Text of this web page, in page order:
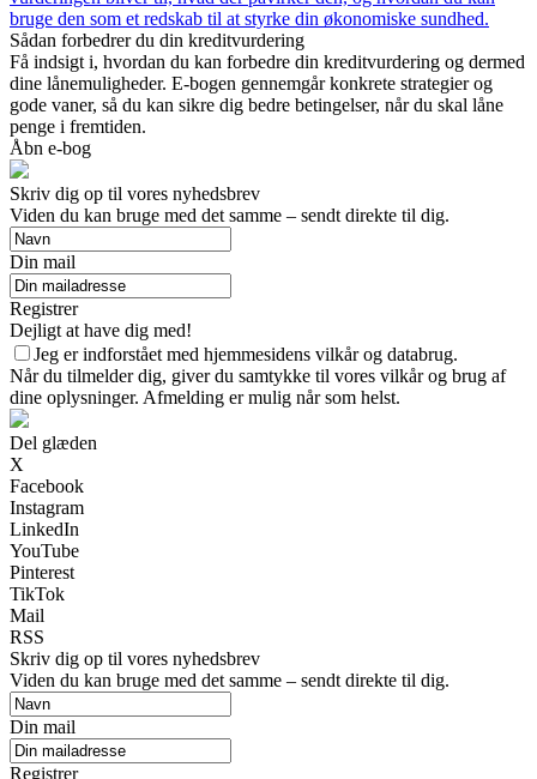
bruge den som et redskab til at styrke din økonomiske sundhed.
Sådan forbedrer du din kreditvurdering
Få indsigt i, hvordan du kan forbedre din kreditvurdering og dermed
dine lånemuligheder. E-bogen gennemgår konkrete strategier og
gode vaner, så du kan sikre dig bedre betingelser, når du skal låne
penge i fremtiden.
Åbn e-bog
Skriv dig op til vores nyhedsbrev
Viden du kan bruge med det samme – sendt direkte til dig.
Din mail
Registrer
Dejligt at have dig med!
Jeg er indforstået med hjemmesidens vilkår og databrug.
Når du tilmelder dig, giver du samtykke til vores vilkår og brug af
dine oplysninger. Afmelding er mulig når som helst.
Del glæden
X
Facebook
Instagram
LinkedIn
YouTube
Pinterest
TikTok
Mail
RSS
Skriv dig op til vores nyhedsbrev
Viden du kan bruge med det samme – sendt direkte til dig.
Din mail
Registrer